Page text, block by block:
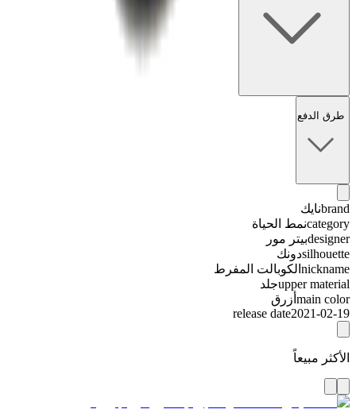
طرق الدفع
brandنايك
categoryنمط الحياة
designerبيتر مور
silhouetteدونك
nickname الكوبالت المفرط
upper materialجلد
main color أزرق
release date2021-02-19
الأكثر مبيعاً